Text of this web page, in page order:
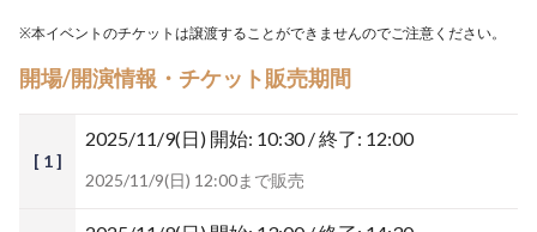
※本イベントのチケットは譲渡することができませんのでご注意ください。
開場/開演情報・チケット販売期間
[ 1 ]
2025/11/9(日) 開始: 10:30 / 終了: 12:00
2025/11/9(日) 12:00まで販売